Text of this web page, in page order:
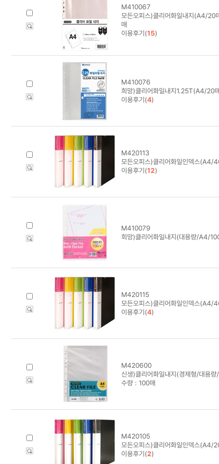
M410067
모든오피스)클리어화일내지(A4/
매
이용후기(15)
M410076
희망)클리어화일내지1.25T(A4/20
이용후기(4)
M420113
모든오피스)클리어화일인덱스(A4/
이용후기(12)
M410079
희망)클리어화일내지(대용량/A4/
M420115
모든오피스)클리어화일인덱스(A4/
이용후기(4)
M420600
신생)클리어화일내지(경제형/대용
수량 : 100매
M420105
모든오피스)클리어화일인덱스(A4/
이용후기(2)